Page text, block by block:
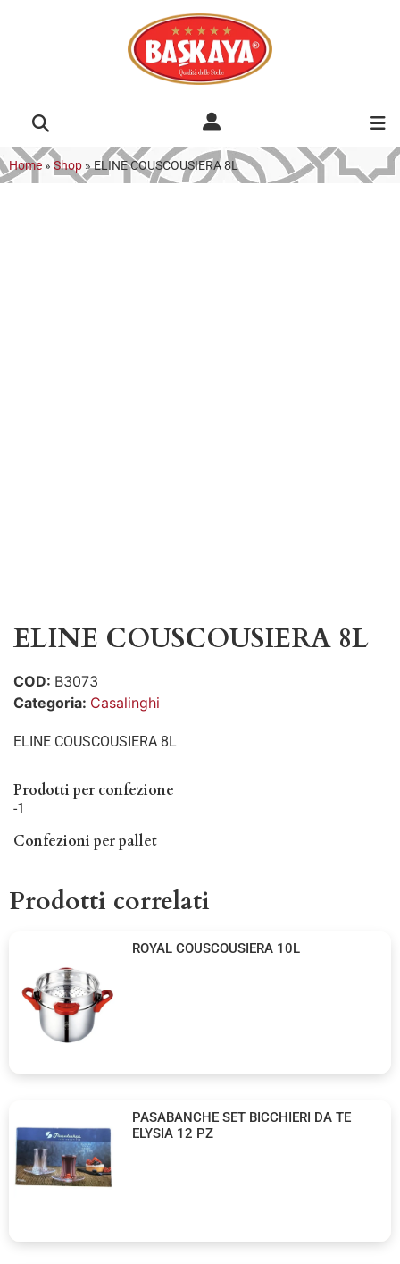
Home » Shop »ELINE COUSCOUSIERA 8L
ELINE COUSCOUSIERA 8L
COD: B3073
Categoria: Casalinghi
ELINE COUSCOUSIERA 8L
Prodotti per confezione
-1
Confezioni per pallet
Prodotti correlati
ROYAL COUSCOUSIERA 10L
PASABANCHE SET BICCHIERI DA TE
ELYSIA 12 PZ